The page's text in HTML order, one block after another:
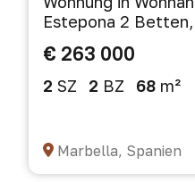
Estepona 2
€ 263 000
2 SZ 2 BZ 68 m²
Marbella, Spanien